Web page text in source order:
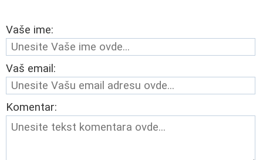
Vaše ime:
Vaš email:
Komentar: